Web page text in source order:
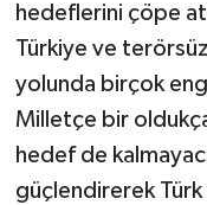
hedeflerini çöpe
Türkiye ve
yolunda birçok
Milletçe bir
hedef de
güçlendirerek Türk